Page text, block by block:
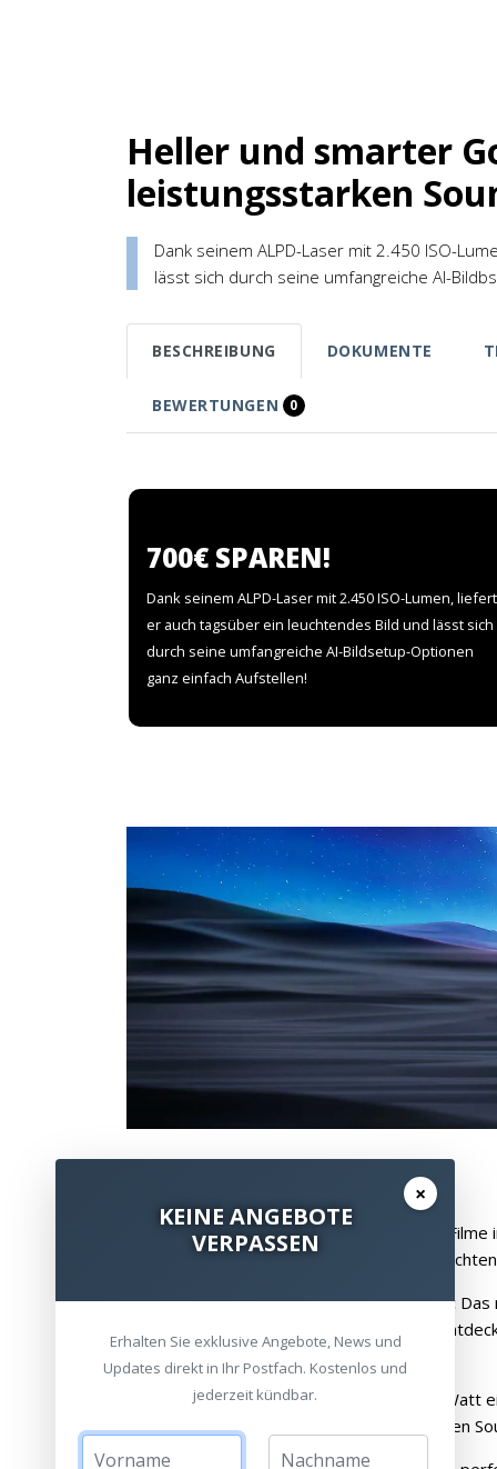
Heller und smarter
leistungsstarken
Dank seinem ALPD-Laser mit 2.450 ISO-
lässt sich durch seine umfangreiche AI-
BESCHREIBUNG DOKUMENTE
BEWERTUNGEN 0
700€ SPAREN!
Dank seinem ALPD-Laser mit 2.450 ISO-Lumen, liefert
er auch tagsüber ein leuchtendes Bild und lässt sich
durch seine umfangreiche AI-Bildsetup-Optionen
ganz einfach Aufstellen!
Produkt Highlights
Erleuchten Sie Ihre Welt:
Sehen Sie
tagsüber mit 2.450 ISO-Lumen hell
Google TV mit lizenziertem Netflix: Das
einem Projektor ist jetzt verfügbar.
Disney+ an einem Ort.
Hören Sie das Ungesagte:
Dual 12 Watt
Klangkammer liefern wirklich immersiven
×
KEINE ANGEBOTE
VERPASSEN
Erhalten Sie exklusive Angebote, News und
Updates direkt in Ihr Postfach. Kostenlos und
jederzeit kündbar.